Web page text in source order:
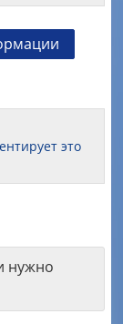
это
нужно